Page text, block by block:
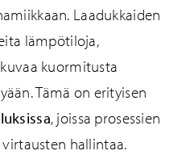
Laadukkaiden
lämpötiloja,
kuormitusta
Tämä on erityisen
, joissa prosessien
hallintaa.